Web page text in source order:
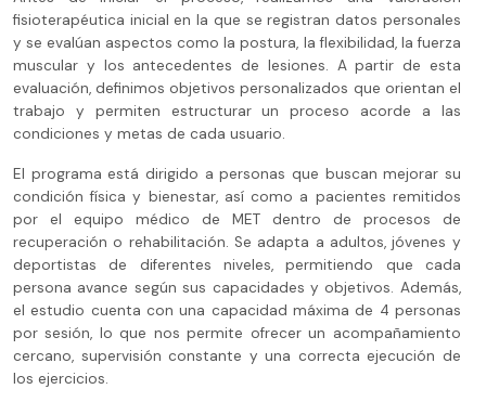
fisioterapéutica inicial en la que se registran datos personales
y se evalúan aspectos como la postura, la flexibilidad, la fuerza
muscular y los antecedentes de lesiones. A partir de esta
evaluación, definimos objetivos personalizados que orientan el
trabajo y permiten estructurar un proceso acorde a las
condiciones y metas de cada usuario.
El programa está dirigido a personas que buscan mejorar su
condición física y bienestar, así como a pacientes remitidos
por el equipo médico de MET dentro de procesos de
recuperación o rehabilitación. Se adapta a adultos, jóvenes y
deportistas de diferentes niveles, permitiendo que cada
persona avance según sus capacidades y objetivos. Además,
el estudio cuenta con una capacidad máxima de 4 personas
por sesión, lo que nos permite ofrecer un acompañamiento
cercano, supervisión constante y una correcta ejecución de
los ejercicios.